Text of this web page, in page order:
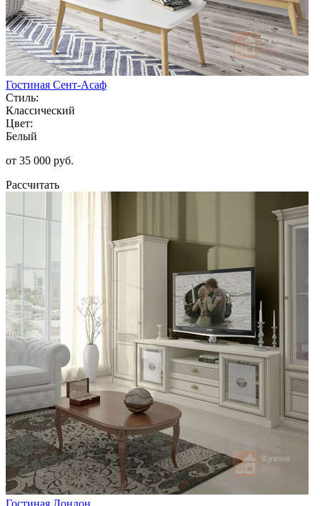
Гостиная Сент-Асаф
Стиль:
Классический
Цвет:
Белый
от 35 000 руб.
Рассчитать
Гостиная Лондон